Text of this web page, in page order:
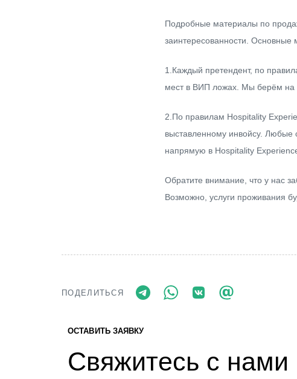
Подробные материалы по
заинтересованности. Основные
1.Каждый претендент, по
мест в ВИП ложах. Мы берём на
2.По правилам Hospitality
выставленному инвойсу. Любые
напрямую в Hospitality
Обратите внимание, что у нас
Возможно, услуги проживания
ПОДЕЛИТЬСЯ
ОСТАВИТЬ ЗАЯВКУ
Свяжитесь с нами